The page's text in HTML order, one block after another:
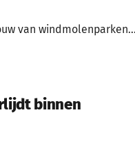
van
binnen